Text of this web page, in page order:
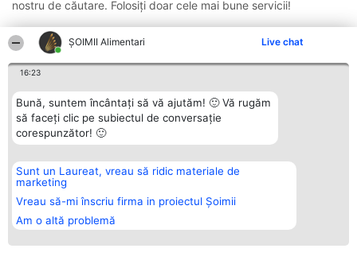
ŞOIMII Alimentari Live chat
16:23
Bună, suntem încântați să vă ajutăm! 🙂 Vă rugăm
să faceți clic pe subiectul de conversație
corespunzător! 🙂
Sunt un Laureat, vreau să ridic materiale de
marketing
Vreau să-mi înscriu firma in proiectul Șoimii
Am o altă problemă
nostru de căutare. Folosiți doar cele mai bune servicii!
Organizator Ranking
BRIGHT SOLUTIONS BR SRL
Aleea Timisul De Sus 2 Bl. A30
Sc. A Et. 4 Ap. 13 Cod 061952
București
CUI 36737675
Plebiscyt
Lista Tuturor
Laureaților
Statut
Contact